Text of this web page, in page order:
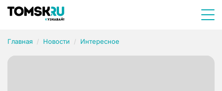
Главная Новости Интересное